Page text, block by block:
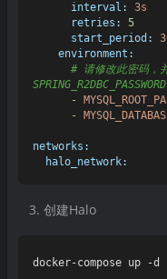
interval:
3s
retries:
5
start_period:
environment:
# 请修改此密码，
-
-
networks:
halo_network:
创建Halo